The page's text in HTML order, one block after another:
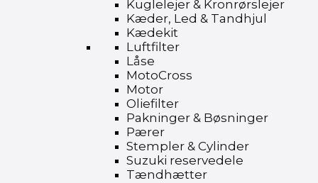
Kuglelejer & Kronrørslejer
Kæder, Led & Tandhjul
Kædekit
Luftfilter
Låse
MotoCross
Motor
Oliefilter
Pakninger & Bøsninger
Pærer
Stempler & Cylinder
Suzuki reservedele
Tændhætter